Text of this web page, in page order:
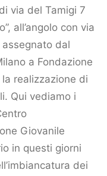
via del Tamigi 7
all’angolo con via
dal
a Fondazione
realizzazione di
Qui vediamo i
Giovanile
in questi giorni
dei